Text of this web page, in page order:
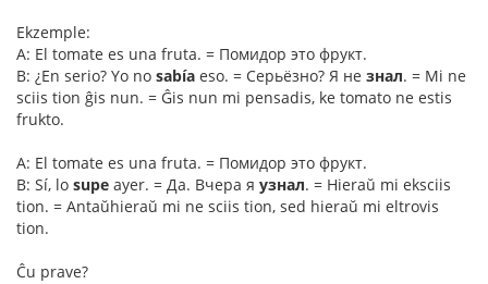
Ekzemple:
A: El tomate es una fruta. = Помидор это фрукт.
B: ¿En serio? Yo no sabía eso. = Серьёзно? Я не знал. = Mi ne
sciis tion ĝis nun. = Ĝis nun mi pensadis, ke tomato ne estis
frukto.
A: El tomate es una fruta. = Помидор это фрукт.
B: Sí, lo supe ayer. = Да. Вчера я узнал. = Hieraŭ mi eksciis
tion. = Antaŭhieraŭ mi ne sciis tion, sed hieraŭ mi eltrovis
tion.
Ĉu prave?